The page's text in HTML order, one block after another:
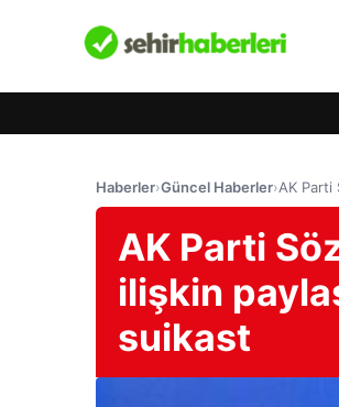
Haberler›Güncel Haberler›AK Parti
AK Parti
ilişkin
suikast